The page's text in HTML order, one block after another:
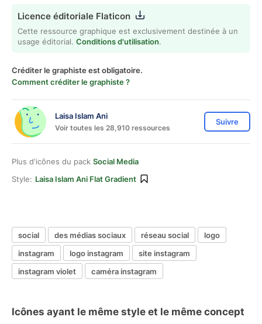
Licence éditoriale Flaticon
Cette ressource graphique est exclusivement destinée à un
usage éditorial. Conditions d'utilisation.
Créditer le graphiste est obligatoire.
Comment créditer le graphiste ?
Laisa Islam Ani
Voir toutes les 28,910 ressources
Suivre
Plus d'icônes du pack Social Media
Style: Laisa Islam Ani Flat Gradient
social des médias sociaux réseau social
logo
instagram
logo instagram
site instagram
instagram violet
caméra instagram
Icônes ayant le même style et le même concept